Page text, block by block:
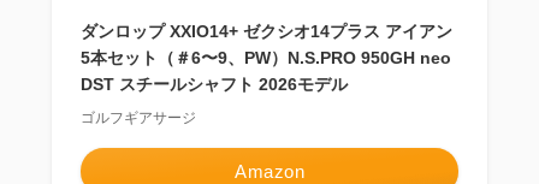
ダンロップ XXIO14+ ゼクシオ14プラス アイアン
5本セット（＃6〜9、PW）N.S.PRO 950GH neo
DST スチールシャフト 2026モデル
ゴルフギアサージ
Amazon